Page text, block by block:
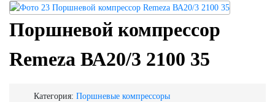
Поршневой компрессор
Remeza ВА20/3 2100 35
Категория: Поршневые компрессоры